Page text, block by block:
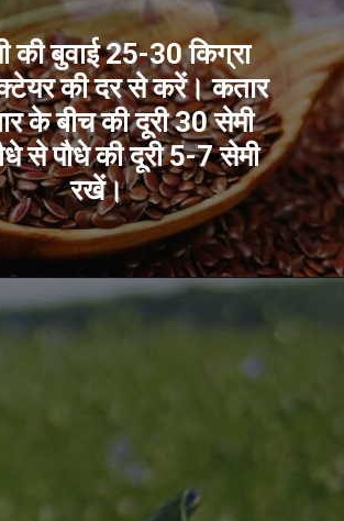
की बुवाई 25-30 किग्रा
की दर से करें। कतार
के बीच की दूरी 30 सेमी
से पौधे की दूरी 5-7 सेमी
रखें।